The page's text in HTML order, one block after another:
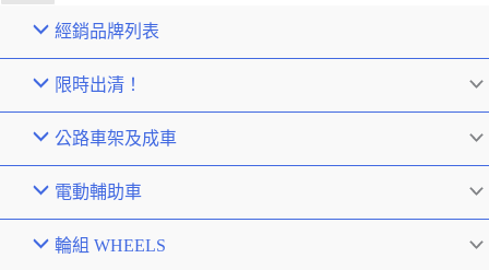
經銷品牌列表
限時出清！
公路車架及成車
電動輔助車
輪組 WHEELS